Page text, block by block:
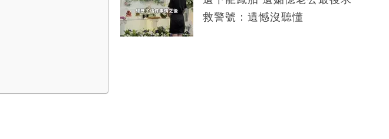
救警號：遺憾沒聽懂